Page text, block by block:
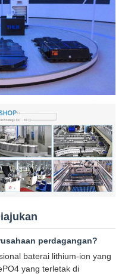
perdagangan?
baterai lithium-ion yang
yang terletak di